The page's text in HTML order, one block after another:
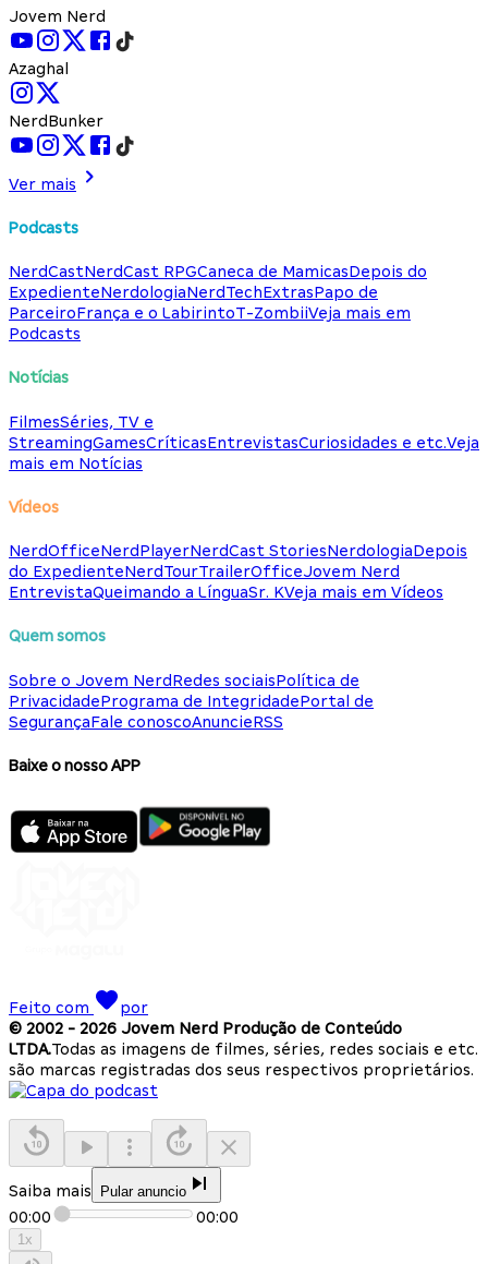
Jovem Nerd
Azaghal
NerdBunker
Ver mais
Podcasts
NerdCastNerdCast RPGCaneca de MamicasDepois do
ExpedienteNerdologiaNerdTechExtrasPapo de
ParceiroFrança e o LabirintoT-ZombiiVeja mais em
Podcasts
Notícias
FilmesSéries, TV e
StreamingGamesCríticasEntrevistasCuriosidades e etc.Veja
mais em Notícias
Vídeos
NerdOfficeNerdPlayerNerdCast StoriesNerdologiaDepois
do ExpedienteNerdTourTrailerOfficeJovem Nerd
EntrevistaQueimando a LínguaSr. KVeja mais em Vídeos
Quem somos
Sobre o Jovem NerdRedes sociaisPolítica de
PrivacidadePrograma de IntegridadePortal de
SegurançaFale conoscoAnuncieRSS
Baixe o nosso APP
Feito com
por
© 2002 - 2026 Jovem Nerd Produção de Conteúdo
LTDA.Todas as imagens de filmes, séries, redes sociais e etc.
são marcas registradas dos seus respectivos proprietários.
Saiba mais Pular anuncio
00:00 00:00
1x